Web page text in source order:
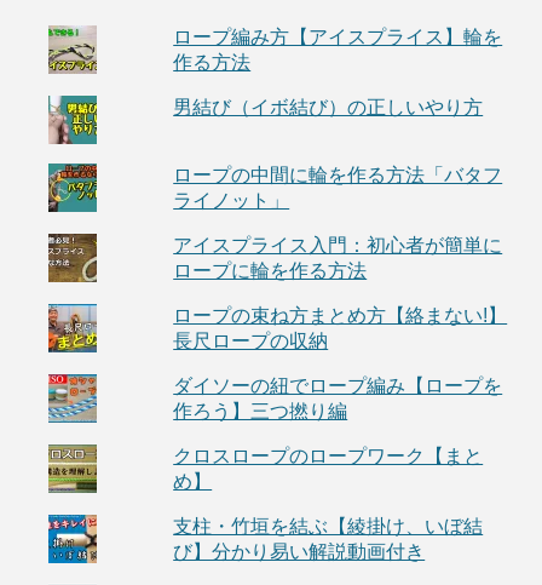
ロープ編み方【アイスプライス】輪を
作る方法
男結び（イボ結び）の正しいやり方
ロープの中間に輪を作る方法「バタフ
ライノット」
アイスプライス入門：初心者が簡単に
ロープに輪を作る方法
ロープの束ね方まとめ方【絡まない!】
長尺ロープの収納
ダイソーの紐でロープ編み【ロープを
作ろう】三つ撚り編
クロスロープのロープワーク【まと
め】
支柱・竹垣を結ぶ【綾掛け、いぼ結
び】分かり易い解説動画付き